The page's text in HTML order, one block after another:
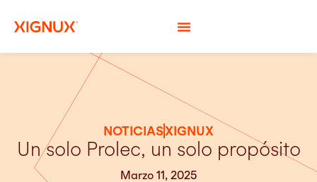
NOTICIASXIGNUX
Un solo Prolec, un solo propósito
Marzo 11, 2025